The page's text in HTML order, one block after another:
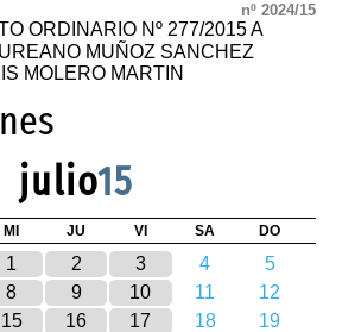
nº 2024/15
ORDINARIO Nº 277/2015 A
MUÑOZ SANCHEZ
MOLERO MARTIN
julio15
MI JU VI SA DO
1 2 3 4
5
8 9 10 11
12
15 16 17 18
19